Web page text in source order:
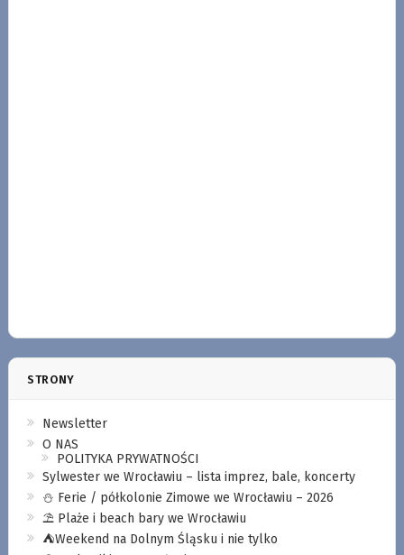
STRONY
Newsletter
O NAS
POLITYKA PRYWATNOŚCI
Sylwester we Wrocławiu – lista imprez, bale, koncerty
⛄️ Ferie / półkolonie Zimowe we Wrocławiu – 2026
⛱️ Plaże i beach bary we Wrocławiu
⛺️Weekend na Dolnym Śląsku i nie tylko